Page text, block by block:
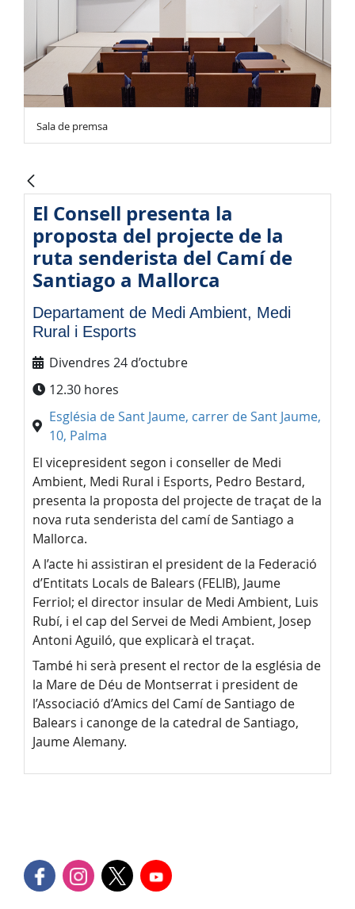
Sala de premsa
El Consell presenta la
proposta del projecte de la
ruta senderista del Camí de
Santiago a Mallorca
Departament de Medi Ambient, Medi
Rural i Esports
Divendres 24 d’octubre
12.30 hores
Església de Sant Jaume, carrer de Sant Jaume,
10, Palma
El vicepresident segon i conseller de Medi
Ambient, Medi Rural i Esports, Pedro Bestard,
presenta la proposta del projecte de traçat de la
nova ruta senderista del camí de Santiago a
Mallorca.
A l’acte hi assistiran el president de la Federació
d’Entitats Locals de Balears (FELIB), Jaume
Ferriol; el director insular de Medi Ambient, Luis
Rubí, i el cap del Servei de Medi Ambient, Josep
Antoni Aguiló, que explicarà el traçat.
També hi serà present el rector de la església de
la Mare de Déu de Montserrat i president de
l’Associació d’Amics del Camí de Santiago de
Balears i canonge de la catedral de Santiago,
Jaume Alemany.